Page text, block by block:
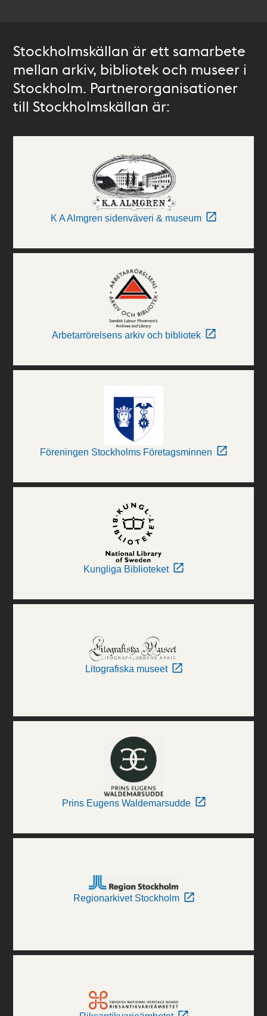
Stockholmskällan är ett samarbete
mellan arkiv, bibliotek och museer i
Stockholm. Partnerorganisationer
till Stockholmskällan är:
K A Almgren sidenväveri & museum
Arbetarrörelsens arkiv och bibliotek
Föreningen Stockholms Företagsminnen
Kungliga Biblioteket
Litografiska museet
Prins Eugens Waldemarsudde
Regionarkivet Stockholm